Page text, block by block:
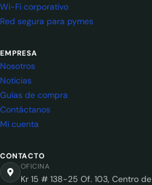
Wi-Fi corporativo
Red segura para pymes
EMPRESA
Nosotros
Noticias
Guías de compra
Contáctanos
Mi cuenta
CONTACTO
OFICINA
Kr 15 # 138-25 Of. 103, Centro